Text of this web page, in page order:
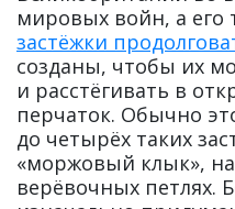
мировых войн, а
застёжки
созданы, чтобы их
и расстёгивать в
перчаток. Обычно
до четырёх таких
«моржовый клык»,
верёвочных